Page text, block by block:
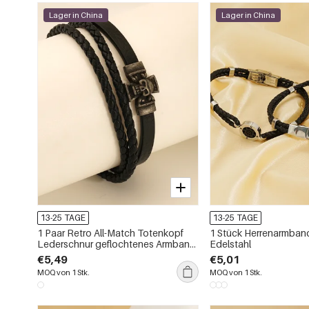
Lager in China
13-25 TAGE
1 Paar Retro All-Match Totenkopf
Lederschnur geflochtenes Armband
Herren Titan Stahl Magnetverschluss
Armband Zubehör Herren
Herrenarmband
€5,49
MOQ von 1 Stk.
Lager in China
13-25 TAGE
1 Stück
Edelstahl
€5,01
MOQ von 1 Stk.